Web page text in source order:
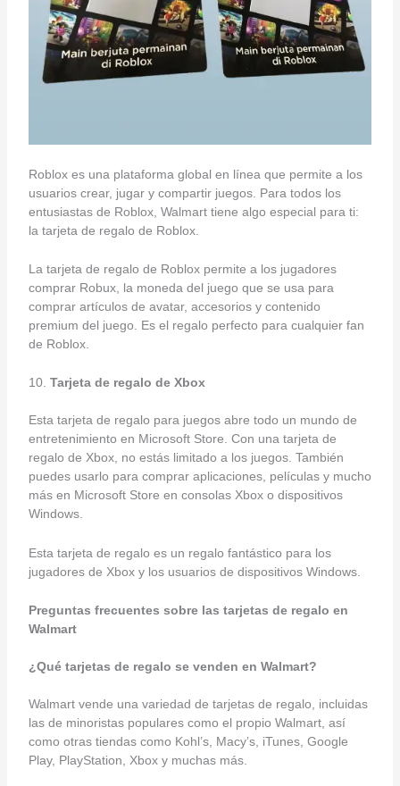
Roblox es una plataforma global en línea que permite a los
usuarios crear, jugar y compartir juegos. Para todos los
entusiastas de Roblox, Walmart tiene algo especial para ti:
la tarjeta de regalo de Roblox.
La tarjeta de regalo de Roblox permite a los jugadores
comprar Robux, la moneda del juego que se usa para
comprar artículos de avatar, accesorios y contenido
premium del juego. Es el regalo perfecto para cualquier fan
de Roblox.
10. Tarjeta de regalo de Xbox
Esta tarjeta de regalo para juegos abre todo un mundo de
entretenimiento en Microsoft Store. Con una tarjeta de
regalo de Xbox, no estás limitado a los juegos. También
puedes usarlo para comprar aplicaciones, películas y mucho
más en Microsoft Store en consolas Xbox o dispositivos
Windows.
Esta tarjeta de regalo es un regalo fantástico para los
jugadores de Xbox y los usuarios de dispositivos Windows.
Preguntas frecuentes sobre las tarjetas de regalo en
Walmart
¿Qué tarjetas de regalo se venden en Walmart?
Walmart vende una variedad de tarjetas de regalo, incluidas
las de minoristas populares como el propio Walmart, así
como otras tiendas como Kohl’s, Macy’s, iTunes, Google
Play, PlayStation, Xbox y muchas más.